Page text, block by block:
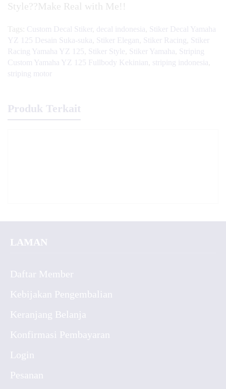
Style??Make Real with Me!!
Tags: Custom Decal Stiker decal indonesia
Stiker Decal Yamaha
YZ 125 Desain Suka-suka
Stiker Elegan Stiker Racing
Stiker
Racing Yamaha YZ 125
Stiker Style Stiker Yamaha
Striping
Custom Yamaha YZ 125 Fullbody Kekinian
striping indonesia
striping motor
Produk Terkait
LAMAN
Daftar Member
Kebijakan Pengembalian
Keranjang Belanja
Konfirmasi Pembayaran
Login
Pesanan